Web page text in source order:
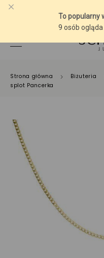
Strona główna Biżuteria
splot Pancerka